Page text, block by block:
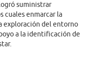
suministrar
cuales enmarcar la
exploración del entorno
a la identificación de